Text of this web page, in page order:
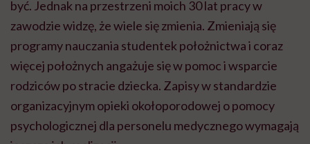
być. Jednak na przestrzeni moich 30 lat pracy w
zawodzie widzę, że wiele się zmienia. Zmieniają się
programy nauczania studentek położnictwa i coraz
więcej położnych angażuje się w pomoc i wsparcie
rodziców po stracie dziecka. Zapisy w standardzie
organizacyjnym opieki okołoporodowej o pomocy
psychologicznej dla personelu medycznego wymagają